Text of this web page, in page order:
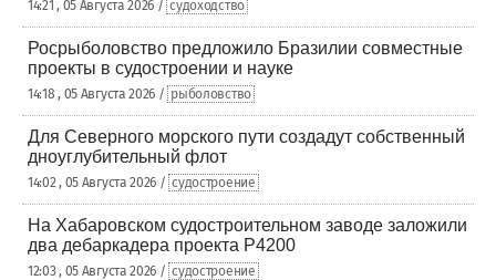
14:21 , 05 Августа 2026 / судоходство
Росрыболовство предложило Бразилии совместные
проекты в судостроении и науке
14:18 , 05 Августа 2026 / рыболовство
Для Северного морского пути создадут собственный
дноуглубительный флот
14:02 , 05 Августа 2026 / судостроение
На Хабаровском судостроительном заводе заложили
два дебаркадера проекта Р4200
12:03 , 05 Августа 2026 / судостроение